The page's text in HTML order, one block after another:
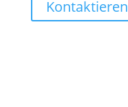
Kontaktieren